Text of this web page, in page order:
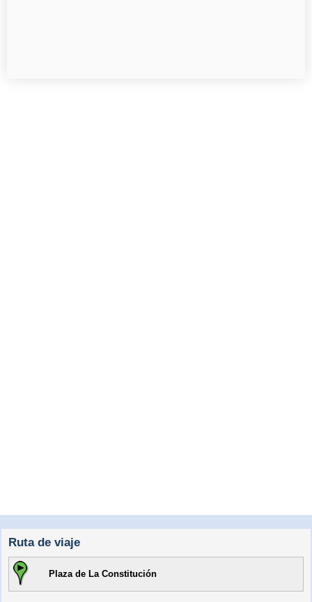
Ruta de viaje
Plaza de La Constitución